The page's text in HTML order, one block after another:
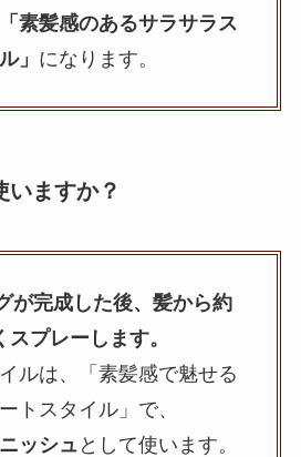
素髪感のあるサラサラス
」 になります。
いますか？
が完成した後、髪から約
プレーします。
ルは、「素髪感で魅せる
トスタイル」で、
ッシュ として使います。